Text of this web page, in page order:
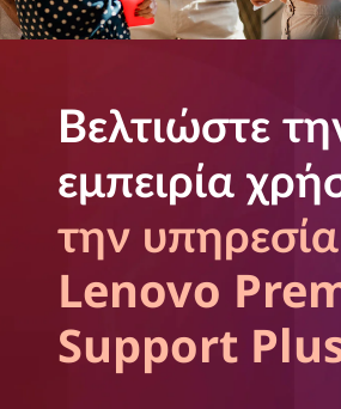
Βελτιώστε
εμπειρία
την υπηρεσία
Lenovo
Support